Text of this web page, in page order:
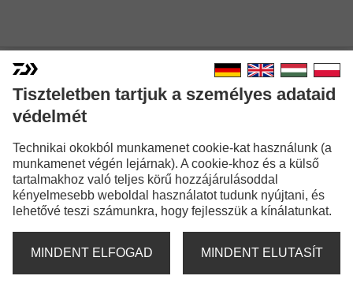
CRANK
CRANKBAIT
Tiszteletben tartjuk a személyes adataid
védelmét
Technikai okokból munkamenet cookie-kat használunk (a
munkamenet végén lejárnak). A cookie-khoz és a külső
tartalmakhoz való teljes körű hozzájárulásoddal
kényelmesebb weboldal használatot tudunk nyújtani, és
lehetővé teszi számunkra, hogy fejlesszük a kínálatunkat.
MINDENT ELFOGAD MINDENT ELUTASÍT